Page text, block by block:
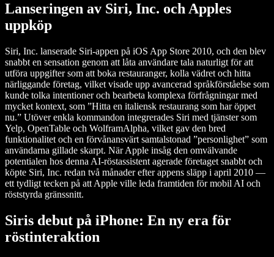
Lanseringen av Siri, Inc. och Apples
uppköp
Siri, Inc. lanserade Siri-appen på iOS App Store 2010, och den blev
snabbt en sensation genom att låta användare tala naturligt för att
utföra uppgifter som att boka restauranger, kolla vädret och hitta
närliggande företag, vilket visade upp avancerad språkförståelse som
kunde tolka intentioner och bearbeta komplexa förfrågningar med
mycket kontext, som ”Hitta en italiensk restaurang som har öppet
nu.” Utöver enkla kommandon integrerades Siri med tjänster som
Yelp, OpenTable och WolframAlpha, vilket gav den bred
funktionalitet och en förvånansvärt samtalstonad ”personlighet” som
användarna gillade skarpt. När Apple insåg den omvälvande
potentialen hos denna AI-röstassistent agerade företaget snabbt och
köpte Siri, Inc. redan två månader efter appens släpp i april 2010 —
ett tydligt tecken på att Apple ville leda framtiden för mobil AI och
röststyrda gränssnitt.
Siris debut på iPhone: En ny era för
röstinteraktion